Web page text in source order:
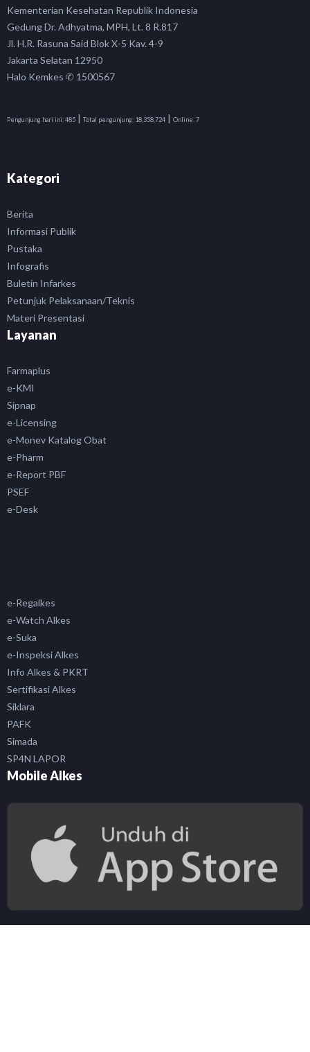
Kementerian Kesehatan Republik Indonesia
Gedung Dr. Adhyatma, MPH, Lt. 8 R.817
Jl. H.R. Rasuna Said Blok X-5 Kav. 4-9
Jakarta Selatan 12950
Halo Kemkes ✆ 1500567
Pengunjung hari ini:485 | Total pengunjung: 18,358,724 | Online:7
Kategori
Berita
Informasi Publik
Pustaka
Infografis
Buletin Infarkes
Petunjuk Pelaksanaan/Teknis
Materi Presentasi
Layanan
Farmaplus
e-KMI
Sipnap
e-Licensing
e-Monev Katalog Obat
e-Pharm
e-Report PBF
PSEF
e-Desk
e-Regalkes
e-Watch Alkes
e-Suka
e-Inspeksi Alkes
Info Alkes & PKRT
Sertifikasi Alkes
Siklara
PAFK
Simada
SP4N LAPOR
Mobile Alkes